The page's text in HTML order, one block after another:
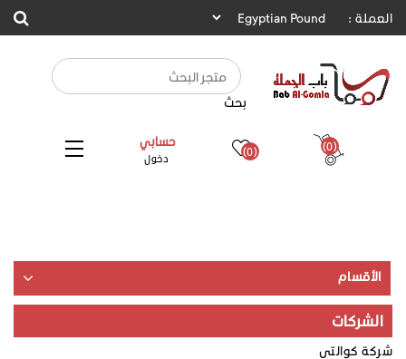
العملة :
بحث
حسابي
دخول (0) (0)
الأقسام
الشركات
شركة كوالتي